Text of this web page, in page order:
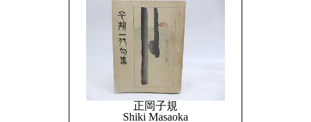
正岡子規
Shiki Masaoka